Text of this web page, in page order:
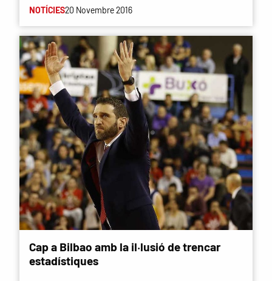
NOTÍCIES20 Novembre 2016
Cap a Bilbao amb la il·lusió de trencar
estadístiques